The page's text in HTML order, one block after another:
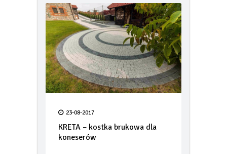
23-08-2017
KRETA – kostka brukowa dla